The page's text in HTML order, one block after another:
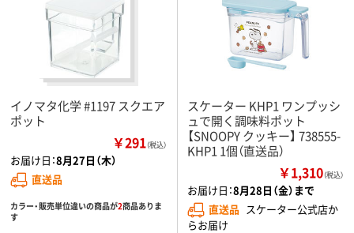
イノマタ化学 #1197 スクエア
ポット
￥291（税込）
お届け日：8月27日（木）
直送品
カラー・販売単位違いの商品が2商品ありま
す
スケーター KHP1 ワンプッシ
ュで開く調味料ポット
【SNOOPY クッキー】 738555-
KHP1 1個（直送品）
￥1,310（税込）
お届け日：8月28日（金）まで
直送品 スケーター公式店か
らお届け